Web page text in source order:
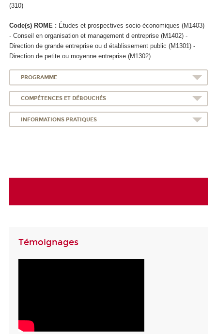
(310)
Code(s) ROME : Études et prospectives socio-économiques (M1403)
- Conseil en organisation et management d entreprise (M1402) -
Direction de grande entreprise ou d établissement public (M1301) -
Direction de petite ou moyenne entreprise (M1302)
PROGRAMME
COMPÉTENCES ET DÉBOUCHÉS
INFORMATIONS PRATIQUES
Témoignages